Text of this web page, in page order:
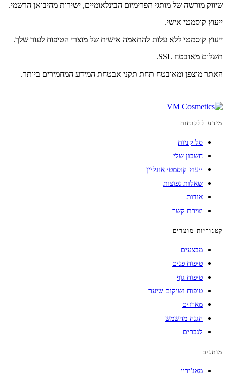
שיווק מורשה של מותגי הפרימיום הבינלאומיים, ישירות מהיבואן הרשמי.
ייעוץ קוסמטי אישי.
ייעוץ קוסמטי ללא עלות להתאמה אישית של מוצרי הטיפוח לעור שלך.
תשלום מאובטח SSL.
האתר מוצפן ומאובטח תחת תקני אבטחת המידע המחמירים ביותר.
מידע ללקוחות
סל קניות
חשבון שלי
ייעוץ קוסמטי אונליין
שאלות נפוצות
אודות
יצירת קשר
קטגוריות מוצרים
מבצעים
טיפוח פנים
טיפוח גוף
טיפוח ושיקום שיער
מארזים
הגנה מהשמש
לגברים
מותגים
מאג'יריי